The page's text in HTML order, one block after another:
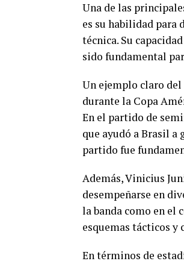
Una de las
es su habilidad para
técnica. Su
sido fundamental
Un ejemplo claro
durante la Copa
En el partido de
que ayudó a Brasil a
partido fue
Además, Vinicius
desempeñarse en
la banda como en el
esquemas tácticos
En términos de